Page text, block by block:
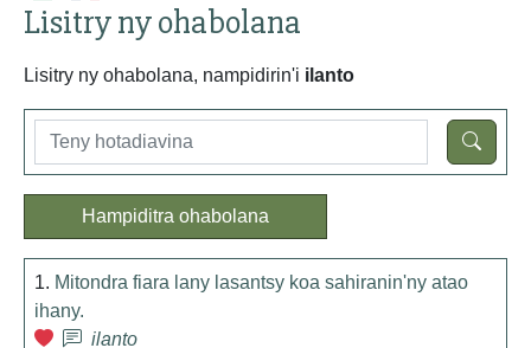
Lisitry ny ohabolana
Lisitry ny ohabolana, nampidirin'i ilanto
Hampiditra ohabolana
1. Mitondra fiara lany lasantsy koa sahiranin'ny atao
ihany.
ilanto